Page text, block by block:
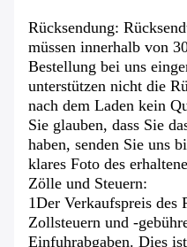
Rücksendung:
müssen innerhalb von
Bestellung bei uns
unterstützen nicht die
nach dem Laden kein
Sie glauben, dass Sie
haben, senden Sie uns
klares Foto des
Zölle und Steuern:
1Der Verkaufspreis des
Zollsteuern und -
Einfuhrabgaben. Dies